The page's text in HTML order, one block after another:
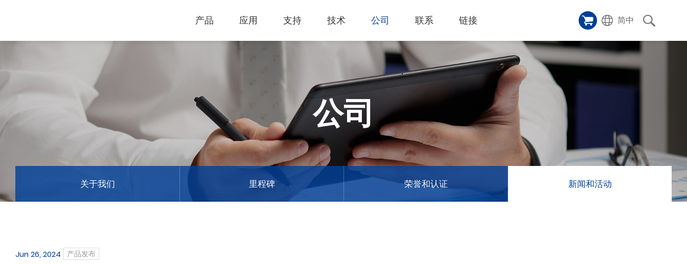
产品
激光雕刻机 激光切割机
激光打标机
应用
热门应用
薄膜切割
玻璃
礼赠品
首饰
印章
陈列展示
服饰和纺织
样品橱窗
应用影片
支持 技术
产品影片
公司
关于我们
经营理念
创新技术
客户服务
里程碑
荣誉和认证 新闻和活动
最新消息
参展消息
联系
客户服务
成为代理商
其他问题
GCC 联系信息
链接
Financing Service
GCC Web Shop
代理商入口
简中
公司
关于我们 里程碑 荣誉和认证 新闻和活动
Jun 26, 2024 产品发布